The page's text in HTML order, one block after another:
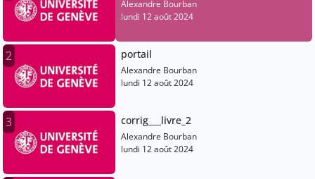
Alexandre Bourban
lundi 12 août 2024
2 portail
Alexandre Bourban
lundi 12 août 2024
3 corrig___livre_2
Alexandre Bourban
lundi 12 août 2024